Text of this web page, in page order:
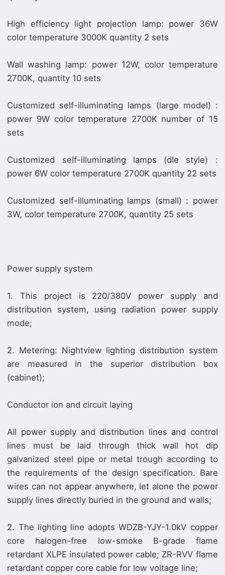
High efficiency light projection lamp: power 36W
color temperature 3000K quantity 2 sets
Wall washing lamp: power 12W, color temperature
2700K, quantity 10 sets
Customized self-illuminating lamps (large model) :
power 9W color temperature 2700K number of 15
sets
Customized self-illuminating lamps (dle style) :
power 6W color temperature 2700K quantity 22 sets
Customized self-illuminating lamps (small) : power
3W, color temperature 2700K, quantity 25 sets
Power supply system
1. This project is 220/380V power supply and
distribution system, using radiation power supply
mode;
2. Metering: Nightview lighting distribution system
are measured in the superior distribution box
(cabinet);
Conductor ion and circuit laying
All power supply and distribution lines and control
lines must be laid through thick wall hot dip
galvanized steel pipe or metal trough according to
the requirements of the design specification. Bare
wires can not appear anywhere, let alone the power
supply lines directly buried in the ground and walls;
2. The lighting line adopts WDZB-YJY-1.0kV copper
core halogen-free low-smoke B-grade flame
retardant XLPE insulated power cable; ZR-RVV flame
retardant copper core cable for low voltage line;